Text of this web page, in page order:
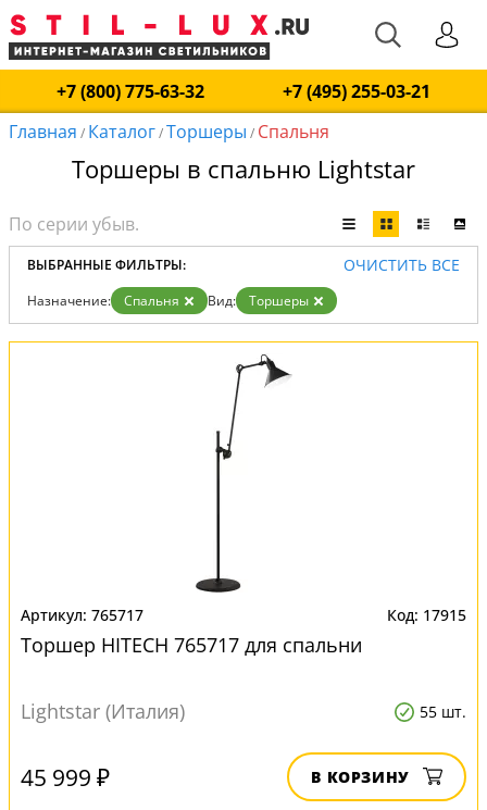
+7 (800) 775-63-32
+7 (495) 255-03-21
Главная / Каталог/Торшеры / Спальня
Торшеры в спальню Lightstar
ВЫБРАННЫЕ ФИЛЬТРЫ: ОЧИСТИТЬ ВСЕ
Назначение: Спальня Вид: Торшеры
765717 17915
Торшер HITECH 765717 для спальни
Lightstar (Италия) 55 шт.
45 999 ₽ В КОРЗИНУ